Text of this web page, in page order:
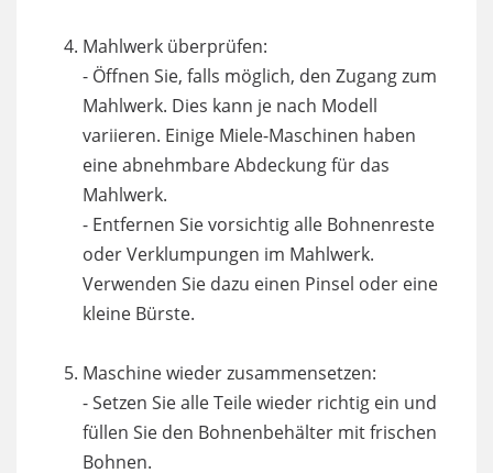
Mahlwerk überprüfen:
- Öffnen Sie, falls möglich, den Zugang zum
Mahlwerk. Dies kann je nach Modell
variieren. Einige Miele-Maschinen haben
eine abnehmbare Abdeckung für das
Mahlwerk.
- Entfernen Sie vorsichtig alle Bohnenreste
oder Verklumpungen im Mahlwerk.
Verwenden Sie dazu einen Pinsel oder eine
kleine Bürste.
Maschine wieder zusammensetzen:
- Setzen Sie alle Teile wieder richtig ein und
füllen Sie den Bohnenbehälter mit frischen
Bohnen.